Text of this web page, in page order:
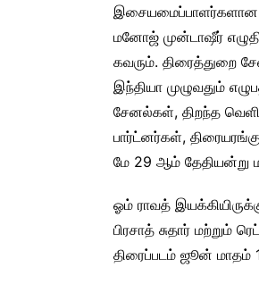
இசையமைப்பாளர்களான
மனோஜ் முன்டாஷீர்
கவரும். திரைத்துறை
இந்தியா முழுவதும்
சேனல்கள், திறந்த
பார்ட்னர்கள்,
மே 29 ஆம் தேதியன்று
ஓம் ராவத்
பிரசாத் சுதார்
திரைப்படம் ஜூன் மாதம்